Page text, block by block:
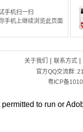
手机扫一扫
手机上继续浏览此页面
关于我们 | 联系方式|
官方QQ交流群:
粤ICP备
to run or